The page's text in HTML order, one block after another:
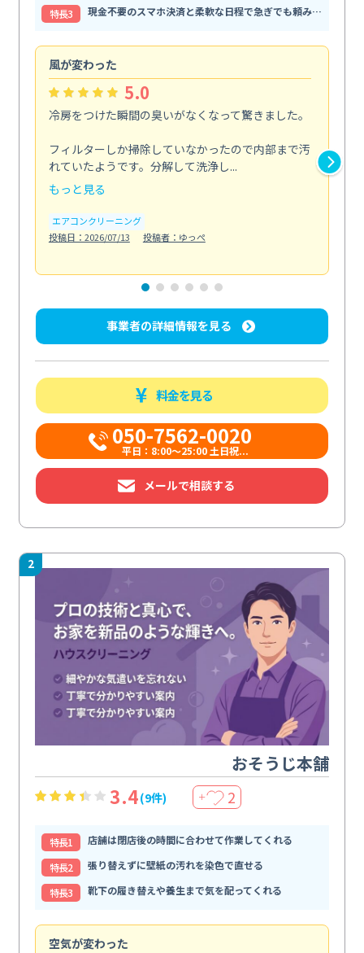
特⻑3
現金不要のスマホ決済と柔軟な日程で急ぎでも頼みやすい
風が変わった
5.0
冷房をつけた瞬間の臭いがなくなって驚きました。
フィルターしか掃除していなかったので内部まで汚
れていたようです。分解して洗浄し...
もっと見る
エアコンクリーニング
投稿日：2026/07/13
投稿者：ゆっぺ
事業者の詳細情報を見る
料金を見る
050-7562-0020
平日：8:00〜25:00 土日祝...
メールで相談する
2
おそうじ本舗
3.4(9件) ＋ 2
特⻑1
店舗は閉店後の時間に合わせて作業してくれる
特⻑2
張り替えずに壁紙の汚れを染色で直せる
特⻑3
靴下の履き替えや養生まで気を配ってくれる
空気が変わった